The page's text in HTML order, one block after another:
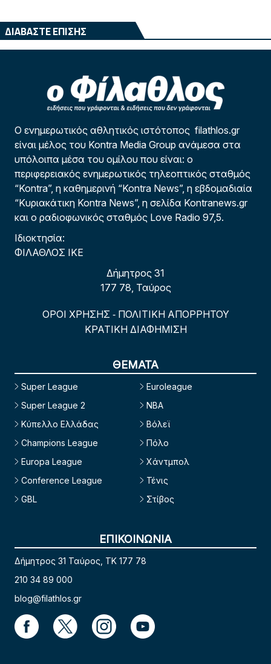
ΔΙΑΒΑΣΤΕ ΕΠΙΣΗΣ
Ο ενημερωτικός αθλητικός ιστότοπος filathlos.gr
είναι μέλος του Kontra Media Group ανάμεσα στα
υπόλοιπα μέσα του ομίλου που είναι: ο
περιφερειακός ενημερωτικός τηλεοπτικός σταθμός
“Kontra”, η καθημερινή “Kontra News”, η εβδομαδιαία
“Κυριακάτικη Kontra News”, η σελίδα Kontranews.gr
και ο ραδιοφωνικός σταθμός Love Radio 97,5.
Ιδιοκτησία:
ΦΙΛΑΘΛΟΣ ΙΚΕ
Δήμητρος 31
177 78, Ταύρος
ΟΡΟΙ ΧΡΗΣΗΣ - ΠΟΛΙΤΙΚΗ ΑΠΟΡΡΗΤΟΥ
ΚΡΑΤΙΚΗ ΔΙΑΦΗΜΙΣΗ
ΘΕΜΑΤΑ
Super League
Super League 2
Κύπελλο Ελλάδας
Champions League
Europa League
Conference League
GBL
Euroleague
NBA
Βόλεϊ
Πόλο
Χάντμπολ
Τένις
Στίβος
ΕΠΙΚΟΙΝΩΝΙΑ
Δήμητρος 31 Ταύρος, TK 177 78
210 34 89 000
blog@filathlos.gr